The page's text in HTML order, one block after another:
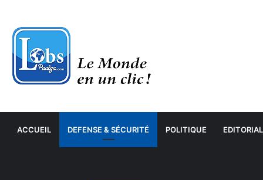
ACCUEIL DEFENSE & SÉCURITÉ POLITIQUE EDITORIAL